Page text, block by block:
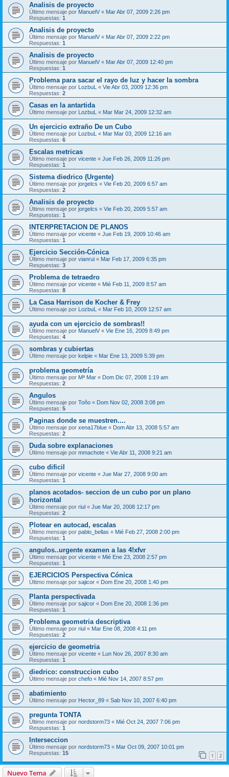
Analisis de proyecto
Último mensaje por ManuelV « Mar Abr 07, 2009 2:26 pm
Respuestas: 1
Analisis de proyecto
Último mensaje por ManuelV « Mar Abr 07, 2009 2:22 pm
Respuestas: 1
Analisis de proyecto
Último mensaje por ManuelV « Mar Abr 07, 2009 12:40 pm
Respuestas: 1
Problema para sacar el rayo de luz y hacer la sombra
Último mensaje por LozbuL « Vie Abr 03, 2009 12:36 pm
Respuestas: 2
Casas en la antartida
Último mensaje por LozbuL « Mar Mar 24, 2009 12:32 am
Un ejercicio extraño De un Cubo
Último mensaje por LozbuL « Mar Mar 03, 2009 12:16 am
Respuestas: 6
Escalas metricas
Último mensaje por vicente « Jue Feb 26, 2009 11:26 pm
Respuestas: 1
Sistema diedrico (Urgente)
Último mensaje por jorgelcs « Vie Feb 20, 2009 6:57 am
Respuestas: 2
Analisis de proyecto
Último mensaje por jorgelcs « Vie Feb 20, 2009 5:57 am
Respuestas: 1
INTERPRETACION DE PLANOS
Último mensaje por vicente « Jue Feb 19, 2009 10:46 am
Respuestas: 1
Ejercicio Sección-Cónica
Último mensaje por vianrui « Mar Feb 17, 2009 6:35 pm
Respuestas: 3
Problema de tetraedro
Último mensaje por vicente « Mié Feb 11, 2009 8:57 am
Respuestas: 8
La Casa Harrison de Kocher & Frey
Último mensaje por LozbuL « Mar Feb 10, 2009 12:57 am
ayuda con un ejercicio de sombras!!
Último mensaje por ManuelV « Vie Ene 16, 2009 8:49 pm
Respuestas: 4
sombras y cubiertas
Último mensaje por kelpie « Mar Ene 13, 2009 5:39 pm
problema geometría
Último mensaje por Mª Mar « Dom Dic 07, 2008 1:19 am
Respuestas: 2
Angulos
Último mensaje por Toño « Dom Nov 02, 2008 3:08 pm
Respuestas: 5
Paginas donde se muestren....
Último mensaje por xena17blue « Dom Abr 13, 2008 5:57 am
Respuestas: 2
Duda sobre explanaciones
Último mensaje por mmachote « Vie Abr 11, 2008 9:21 am
cubo dificil
Último mensaje por vicente « Jue Mar 27, 2008 9:00 am
Respuestas: 1
planos acotados- seccion de un cubo por un plano
horizontal
Último mensaje por riul « Jue Mar 20, 2008 12:17 pm
Respuestas: 2
Plotear en autocad, escalas
Último mensaje por pablo_bellas « Mié Feb 27, 2008 2:00 pm
Respuestas: 1
angulos..urgente examen a las 4!xfvr
Último mensaje por vicente « Mié Ene 23, 2008 2:57 pm
Respuestas: 1
EJERCICIOS Perspectiva Cónica
Último mensaje por sajicor « Dom Ene 20, 2008 1:40 pm
Planta perspectivada
Último mensaje por sajicor « Dom Ene 20, 2008 1:36 pm
Respuestas: 1
Problema geometria descriptiva
Último mensaje por riul « Mar Ene 08, 2008 4:11 pm
Respuestas: 2
ejercicio de geometria
Último mensaje por vicente « Lun Nov 26, 2007 8:30 am
Respuestas: 1
diedrico: construccion cubo
Último mensaje por chefo « Mié Nov 14, 2007 8:57 pm
abatimiento
Último mensaje por Hector_89 « Sab Nov 10, 2007 6:40 pm
pregunta TONTA
Último mensaje por nordstorm73 « Mié Oct 24, 2007 7:06 pm
Respuestas: 1
Interseccion
Último mensaje por nordstorm73 « Mar Oct 09, 2007 10:01 pm
Respuestas: 15 1 2
Nuevo Tema